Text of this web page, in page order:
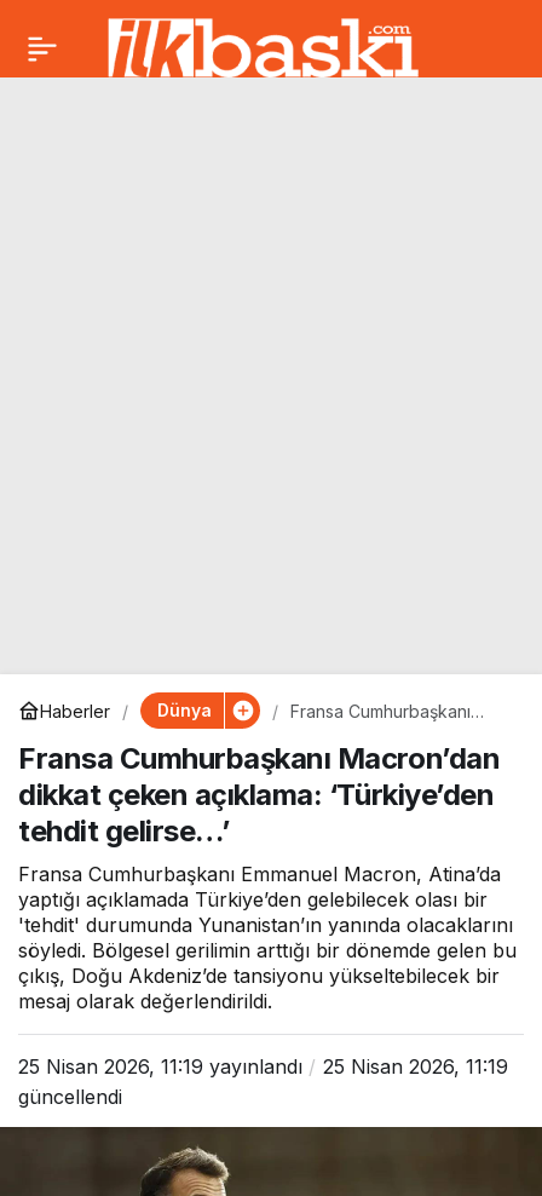
Haberler Dünya
Fransa Cumhurbaşkanı
açıklama: ‘Türkiye’den
tehdit gelirse…’
Fransa Cumhurbaşkanı Macron’dan
dikkat çeken açıklama: ‘Türkiye’den
tehdit gelirse…’
Fransa Cumhurbaşkanı Emmanuel Macron, Atina’da
yaptığı açıklamada Türkiye’den gelebilecek olası bir
'tehdit' durumunda Yunanistan’ın yanında olacaklarını
söyledi. Bölgesel gerilimin arttığı bir dönemde gelen bu
çıkış, Doğu Akdeniz’de tansiyonu yükseltebilecek bir
mesaj olarak değerlendirildi.
25 Nisan 2026, 11:19 yayınlandı
25 Nisan 2026, 11:19
güncellendi
ABD-İran hattında